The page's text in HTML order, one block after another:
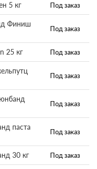
5 кг Под заказ
Финиш
Под заказ
25 кг Под заказ
Под заказ
Под заказ
паста
Под заказ
30 кг Под заказ